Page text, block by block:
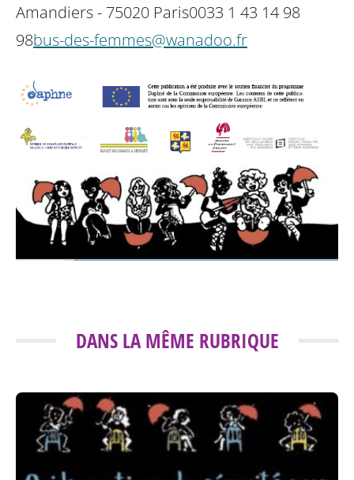
Amandiers - 75020 Paris0033 1 43 14 98
98bus-des-femmes@wanadoo.fr
DANS LA MÊME RUBRIQUE